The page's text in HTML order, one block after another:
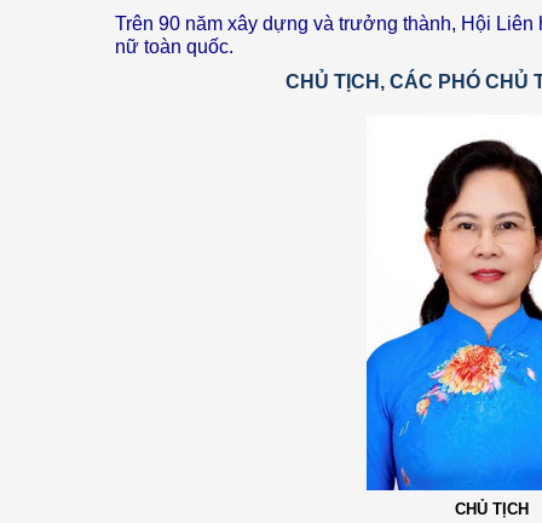
Trên 90 năm xây dựng và trưởng thành, Hội
nữ toàn quốc.
CHỦ TỊCH, CÁC PHÓ CHỦ
CHỦ TỊCH